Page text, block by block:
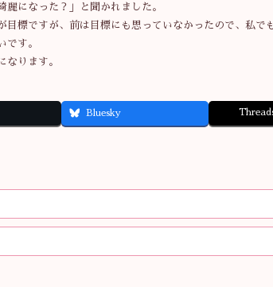
麗になった？」と聞かれました。
目標ですが、前は目標にも思っていなかったので、私
です。
なります。
Bluesky